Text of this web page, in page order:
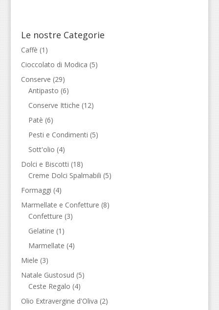
Le nostre Categorie
Caffè (1)
Cioccolato di Modica (5)
Conserve (29)
Antipasto (6)
Conserve Ittiche (12)
Patè (6)
Pesti e Condimenti (5)
Sott'olio (4)
Dolci e Biscotti (18)
Creme Dolci Spalmabili (5)
Formaggi (4)
Marmellate e Confetture (8)
Confetture (3)
Gelatine (1)
Marmellate (4)
Miele (3)
Natale Gustosud (5)
Ceste Regalo (4)
Olio Extravergine d'Oliva (2)